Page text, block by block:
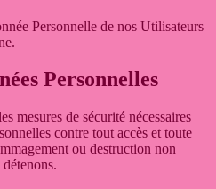
Personnelle de nos Utilisateurs
Personnelles
mesures de sécurité nécessaires
contre tout accès et toute
ou destruction non